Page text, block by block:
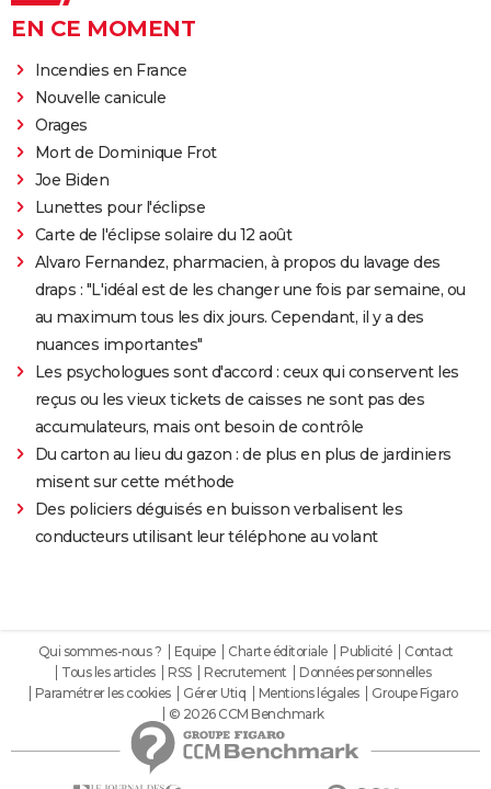
EN CE MOMENT
Incendies en France
Nouvelle canicule
Orages
Mort de Dominique Frot
Joe Biden
Lunettes pour l'éclipse
Carte de l'éclipse solaire du 12 août
Alvaro Fernandez, pharmacien, à propos du lavage des
draps : "L'idéal est de les changer une fois par semaine, ou
au maximum tous les dix jours. Cependant, il y a des
nuances importantes"
Les psychologues sont d'accord : ceux qui conservent les
reçus ou les vieux tickets de caisses ne sont pas des
accumulateurs, mais ont besoin de contrôle
Du carton au lieu du gazon : de plus en plus de jardiniers
misent sur cette méthode
Des policiers déguisés en buisson verbalisent les
conducteurs utilisant leur téléphone au volant
Qui sommes-nous ? Equipe Charte éditoriale Publicité
Contact
Tous les articles
RSS Recrutement
Données personnelles
Paramétrer les cookies
Gérer Utiq Mentions légales
Groupe Figaro
© 2026 CCM Benchmark